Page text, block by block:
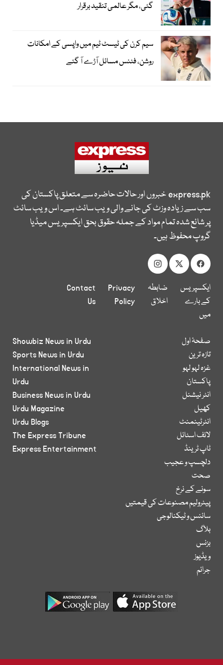
گئی، مگر عالمی تنقید برقرار
سیم کرن کی ٹیسٹ ٹیم میں واپسی کے امکانات
روشن، فٹنس مسائل آڑے آ گئے
express.pkخبروں اور حالات حاضرہ سے متعلق پاکستان کی
سب سے زیادہ وزٹ کی جانے والی ویب سائٹ ہے۔ اس ویب سائٹ
پر شائع شدہ تمام مواد کے جملہ حقوق بحق ایکسپریس میڈیا
گروپ محفوظ ہیں۔
ایکسپریس
کے بارے
میں
ضابطہ
اخلاق
Privacy
Policy
Contact
Us
صفحۂ اول
تازہ ترین
غزہ لہو لہو
پاکستان
انٹر نیشنل
کھیل
انٹرٹینمنٹ
لائف اسٹائل
ٹاپ ٹرینڈ
دلچسپ و عجیب
صحت
سونے کے نرخ
پیٹرولیم مصنوعات کی قیمتیں
سائنس و ٹیکنالوجی
بلاگ
بزنس
ویڈیوز
جرائم
Showbiz News in Urdu
Sports News in Urdu
International News in
Urdu
Business News in Urdu
Urdu Magazine
Urdu Blogs
The Express Tribune
Express Entertainment